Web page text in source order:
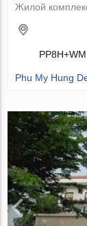
Жилой
Phu My Hung